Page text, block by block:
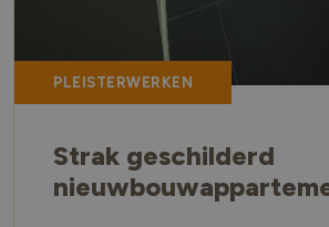
PLEISTERWERKEN
Strak geschilderd